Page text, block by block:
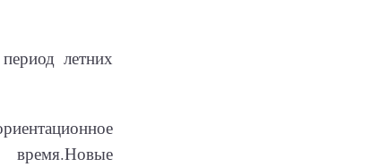
летних
время.Новые